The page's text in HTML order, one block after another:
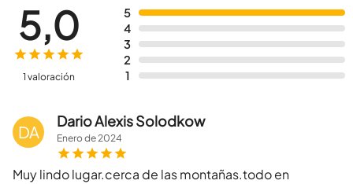
5
4
3
2
1
5,0
1 valoración
DA
Dario Alexis Solodkow
Enerode2024
Muy lindo lugar.cerca de las montañas.todo en